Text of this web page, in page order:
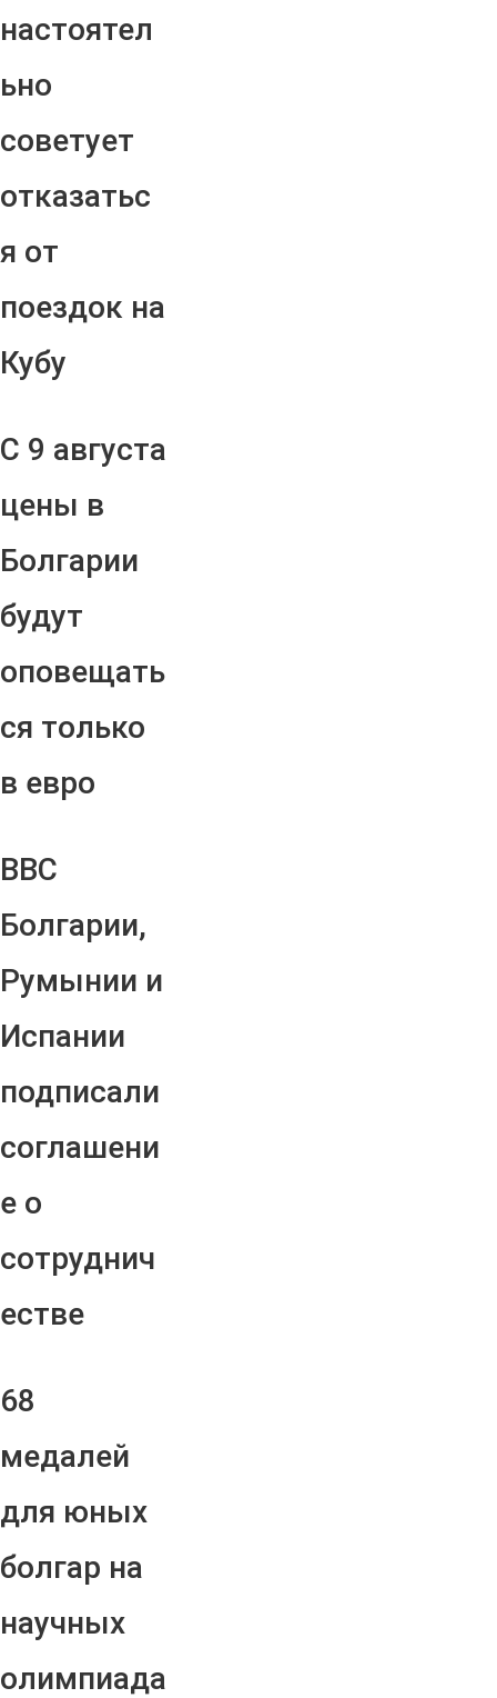
настоятел
ьно
советует
отказатьс
я от
поездок на
Кубу
С 9 августа
цены в
Болгарии
будут
оповещать
ся только
в евро
ВВС
Болгарии,
Румынии и
Испании
подписали
соглашени
е о
сотруднич
естве
68
медалей
для юных
болгар на
научных
олимпиада